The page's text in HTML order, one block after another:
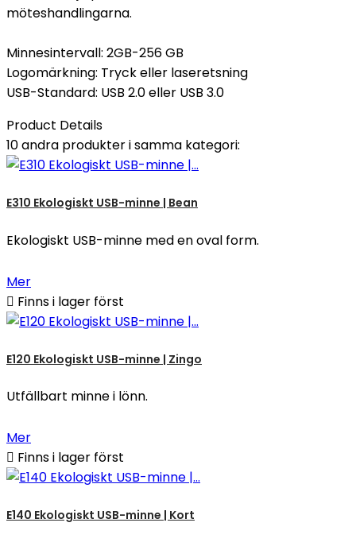
möteshandlingarna.
Minnesintervall: 2GB-256 GB
Logomärkning: Tryck eller laseretsning
USB-Standard: USB 2.0 eller USB 3.0
Product Details
10 andra produkter i samma kategori:
E310 Ekologiskt USB-minne | Bean
Ekologiskt USB-minne med en oval form.
Mer
 Finns i lager först
E120 Ekologiskt USB-minne | Zingo
Utfällbart minne i lönn.
Mer
 Finns i lager först
E140 Ekologiskt USB-minne | Kort